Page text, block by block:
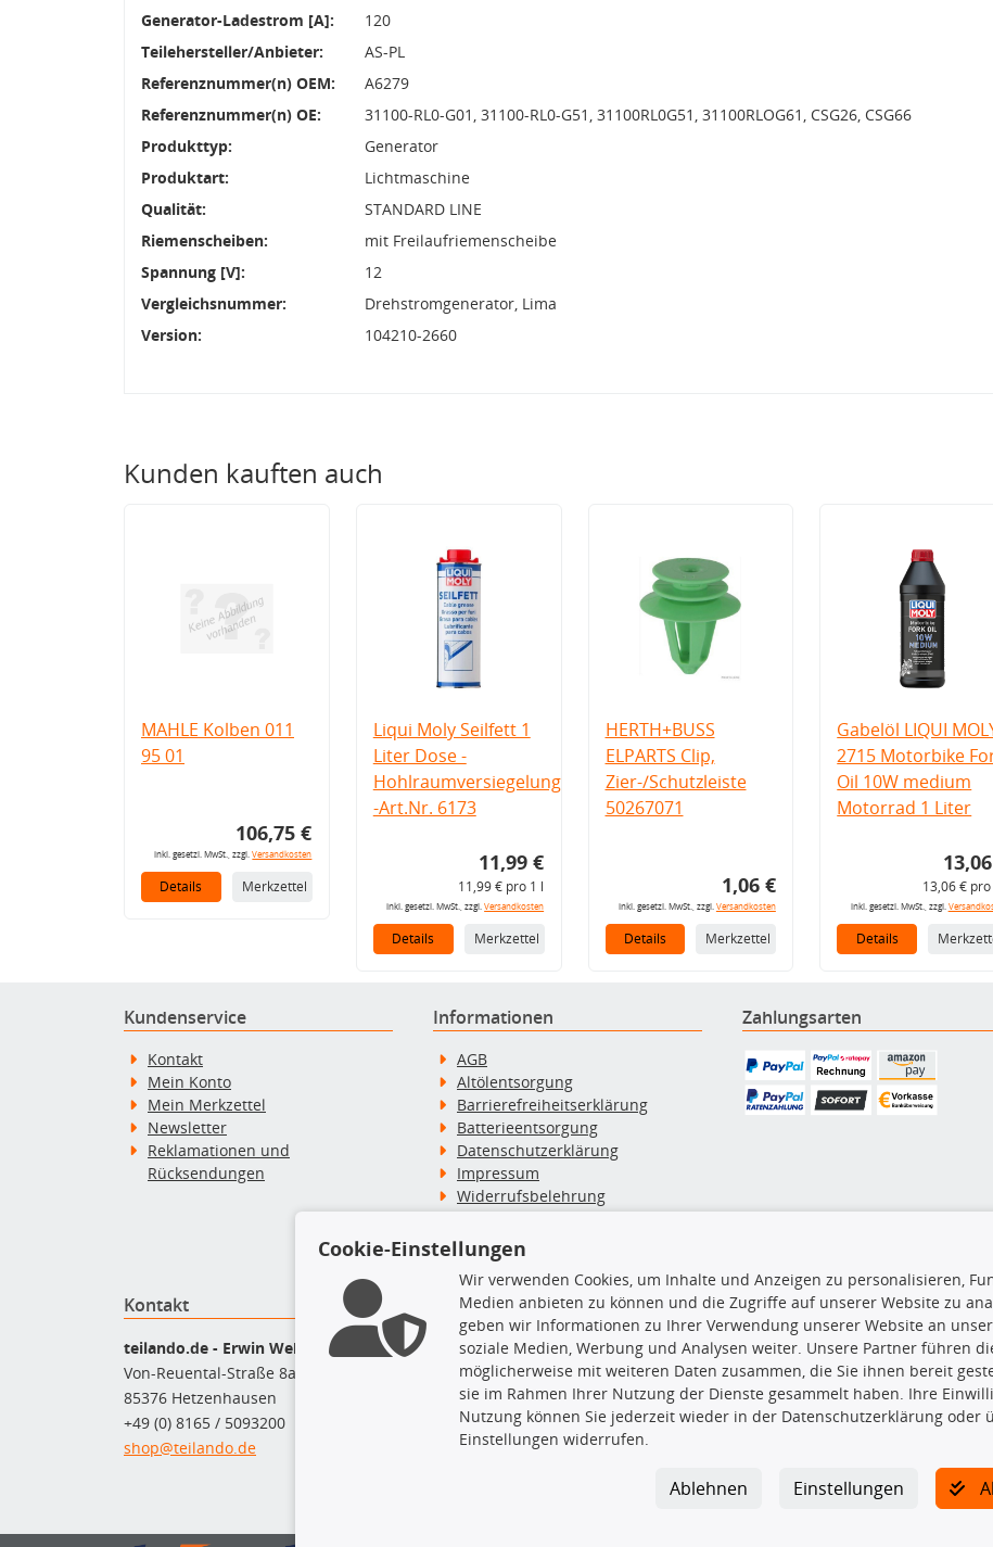
Generator-Ladestrom [A]:
120
Teilehersteller/Anbieter:
AS-PL
Referenznummer(n) OEM:
A6279
Referenznummer(n) OE:
31100-RL0-G01, 31100-RL0-G51, 31100RL0G51, 31100RLOG61, CSG26, CSG66
Produkttyp:
Generator
Produktart:
Lichtmaschine
Qualität:
STANDARD LINE
Riemenscheiben:
mit Freilaufriemenscheibe
Spannung [V]:
12
Vergleichsnummer:
Drehstromgenerator, Lima
Version:
104210-2660
Kunden kauften auch
MAHLE Kolben 011
95 01
106,75 €
inkl. gesetzl. MwSt., zzgl.Versandkosten
Details Merkzettel
Liqui Moly Seilfett 1
Liter Dose -
Hohlraumversiegelung
-Art.Nr. 6173
11,99 €
11,99 € pro 1 l
inkl. gesetzl. MwSt., zzgl.Versandkosten
Details Merkzettel
HERTH+BUSS
ELPARTS Clip,
Zier-/Schutzleiste
50267071
1,06 €
inkl. gesetzl. MwSt., zzgl. Versandkosten
Details Merkzettel
Gabelöl LIQUI
2715 Motorbike
Oil 10W medium
Motorrad 1 Liter
13,06 € pro
inkl. gesetzl. MwSt., zzgl.
Details
Kundenservice
Kontakt
Mein Konto
Mein Merkzettel
Newsletter
Reklamationen und
Rücksendungen
Informationen
AGB
Altölentsorgung
Barrierefreiheitserklärung
Batterieentsorgung
Datenschutzerklärung
Impressum
Widerrufsbelehrung
Widerruf des Vertrags
Zahlung & Versand
Zahlungsarten
Kontakt
teilando.de - Erwin Weber GmbH
Von-Reuental-Straße 8a
85376 Hetzenhausen
+49 (0) 8165 / 5093200
shop@teilando.de
Top Produkte
Beleuchtung
Bremsbeläge
Bremsscheiben
Kupplungssatz
Querlenker
TecDoc Inside
Die hier angezeigten Daten
Es ist zu unterlassen, die Daten oder
TecDoc zu vervielfältigen, zu verbreiten
lassen. Ein Zuwiderhandeln stellt eine
Bitte prüfen Sie, ob das über unseren
Cookie-Einstellungen
Wir verwenden Cookies, um Inhalte und Anzeigen zu personalisieren,
Medien anbieten zu können und die Zugriffe auf unserer Website zu
geben wir Informationen zu Ihrer Verwendung unserer Website an
soziale Medien, Werbung und Analysen weiter. Unsere Partner führen
möglicherweise mit weiteren Daten zusammen, die Sie ihnen bereit
sie im Rahmen Ihrer Nutzung der Dienste gesammelt haben. Ihre
Nutzung können Sie jederzeit wieder in der Datenschutzerklärung oder
Einstellungen widerrufen.
Einstellungen
Ablehnen